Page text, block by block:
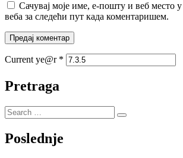
Сачувај моје име, е-пошту и веб место
веба за следећи пут када коментаришем.
Current ye@r *
Pretraga
Poslednje